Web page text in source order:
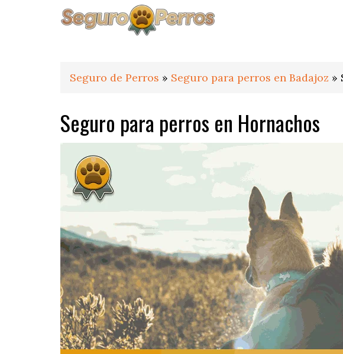
Seguro de Perros » Seguro para perros en Badajoz »
Seguro para perros en Hornachos